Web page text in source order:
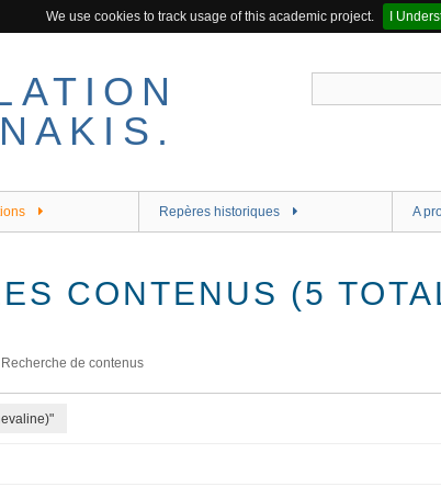
We use cookies to track usage of this academic project.
I
Repères historiques A
CONTENUS (5
Recherche de contenus